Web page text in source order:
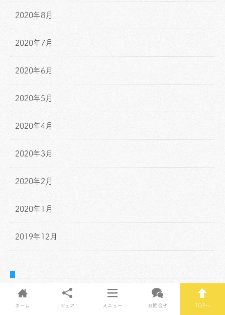
2020年8月
2020年7月
2020年6月
2020年5月
2020年4月
2020年3月
2020年2月
2020年1月
2019年12月
Posts by hapi3
ホーム シェア メニュー お問合せ TOPへ